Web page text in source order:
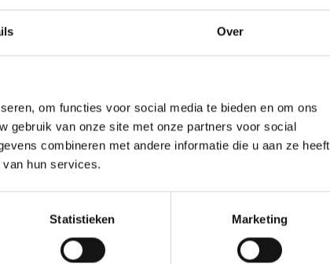
Over
om functies voor social media te bieden en om ons
gebruik van onze site met onze partners voor social
combineren met andere informatie die u aan ze heeft
hun services.
Statistieken Marketing